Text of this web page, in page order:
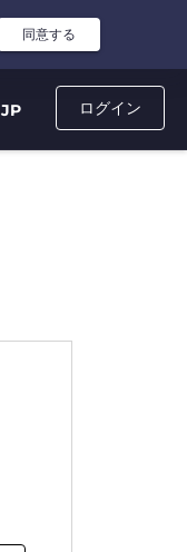
ログイン
JP